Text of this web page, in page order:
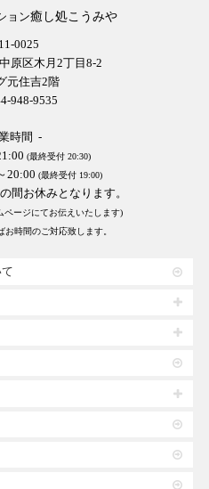
ョン癒し処こうみや
0025
原区木月2丁目8-2
元住吉2階
948-9535
時間 -
(最終受付 20:30)
20:00 (最終受付 19:00)
間お休みとなります。
ページにてお伝えいたします)
時間のご対応致します。